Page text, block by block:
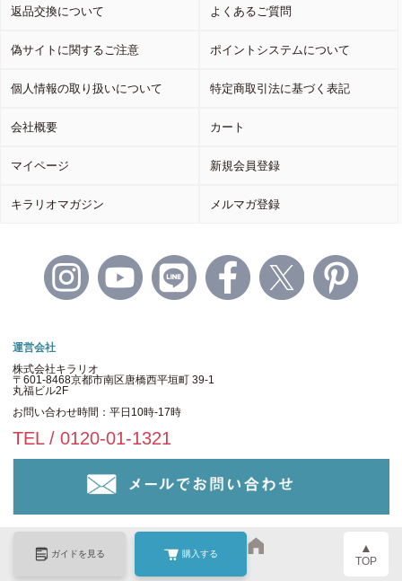
ガイドを見る 購入する ▲
TOP
返品交換について よくあるご質問
偽サイトに関するご注意 ポイントシステムについて
個人情報の取り扱いについて 特定商取引法に基づく表記
会社概要 カート
マイページ 新規会員登録
キラリオマガジン メルマガ登録
運営会社
株式会社キラリオ
〒601-8468京都市南区唐橋西平垣町 39-1
丸福ビル2F
お問い合わせ時間：平日10時-17時
TEL / 0120-01-1321